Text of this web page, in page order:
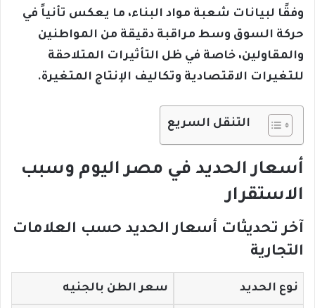
وفقًا لبيانات شعبة مواد البناء، ما يعكس تأنياً في
حركة السوق وسط مراقبة دقيقة من المواطنين
والمقاولين، خاصة في ظل التأثيرات المتلاحقة
للتغيرات الاقتصادية وتكاليف الإنتاج المتغيرة.
التنقل السريع
أسعار الحديد في مصر اليوم وسبب
الاستقرار
آخر تحديثات أسعار الحديد حسب العلامات
التجارية
نوع الحديد سعر الطن بالجنيه